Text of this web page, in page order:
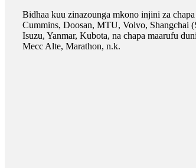
Bidhaa kuu zinazounga mkono injini za
Cummins, Doosan, MTU, Volvo, Shangchai
Isuzu, Yanmar, Kubota, na chapa maarufu
Mecc Alte, Marathon, n.k.